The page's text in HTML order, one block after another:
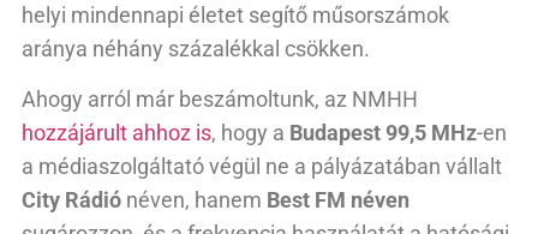
helyi mindennapi életet segítő műsorszámok
aránya néhány százalékkal csökken.
Ahogy arról már beszámoltunk, az NMHH
hozzájárult ahhoz is, hogy a Budapest 99,5 MHz-en
a médiaszolgáltató végül ne a pályázatában vállalt
City Rádió néven, hanem Best FM néven